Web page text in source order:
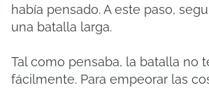
había pensado. A este paso,
una batalla larga.
Tal como pensaba, la batalla no
fácilmente. Para empeorar las